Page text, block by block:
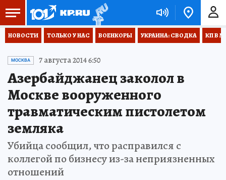
НОВОСТИ ТОЛЬКО У НАС ВОЕНКОРЫ УКРАИНА: СВОДКА КП В
МОСКВА 7 августа 2014 6:50
Азербайджанец заколол в
Москве вооруженного
травматическим пистолетом
земляка
Убийца сообщил, что расправился с
коллегой по бизнесу из-за неприязненных
отношений